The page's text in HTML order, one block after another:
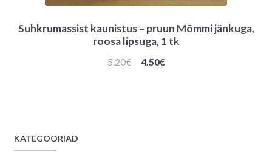
Suhkrumassist kaunistus – pruun Mõmmi jänkuga,
roosa lipsuga, 1 tk
5.20€
Algne
4.50€Praegune
KATEGOORIAD